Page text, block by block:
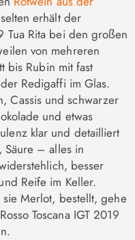
erhält der
Tua Rita bei den großen
von mehreren
bis Rubin mit fast
Redigaffi im Glas.
Cassis und schwarzer
und etwas
klar und detailliert
Säure – alles in
besser
Reife im Keller.
Merlot, bestellt, gehe
Toscana IGT 2019